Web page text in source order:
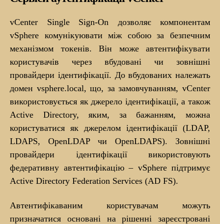
vCenter Single Sign-On дозволяє компонентам
vSphere комунікуювати між собою за безпечним
механізмом токенів. Він може автентифікувати
користувачів через вбудовані чи зовнішні
провайдери ідентифікації. До вбудованих належать
домен vsphere.local, що, за замовчуванням, vCenter
використовується як джерело ідентифікації, а також
Active Directory, яким, за бажанням, можна
користуватися як джерелом ідентифікації (LDAP,
LDAPS, OpenLDAP чи OpenLDAPS). Зовнішні
провайдери ідентифікації використовують
федеративну автентифікацію – vSphere підтримує
Active Directory Federation Services (AD FS).
Автентифікаваним користувачам можуть
призначатися основані на рішенні зареєстровані